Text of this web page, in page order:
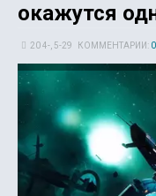
окажутся
20 4-, 5-29 КОММЕНТАРИИ: 0